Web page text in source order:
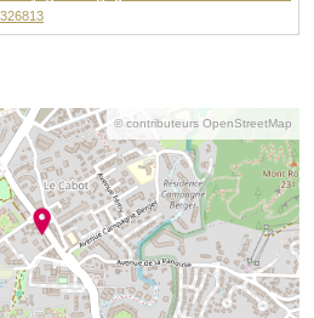
© contributeurs OpenStreetMap